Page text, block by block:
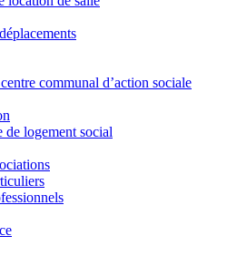
communal d’action sociale
de logement social